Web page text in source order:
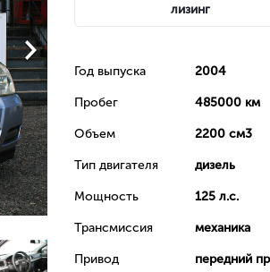
лизинг
Год выпуска 2004
Пробег 485000 км
Объeм 2200 см3
Тип двигателя дизель
Мощность 125 л.с.
Трансмиссия механика
Привод передний